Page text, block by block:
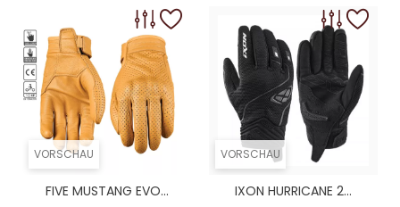
VORSCHAU
FIVE MUSTANG EVO...
VORSCHAU
IXON HURRICANE 2...